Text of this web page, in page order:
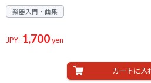
楽器入門・曲集
JPY: 1,700yen
カートに入